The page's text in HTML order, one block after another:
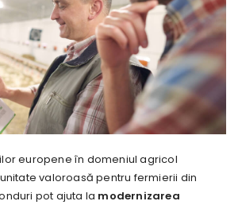
europene în domeniul agricol
valoroasă pentru fermierii din
pot ajuta la modernizarea